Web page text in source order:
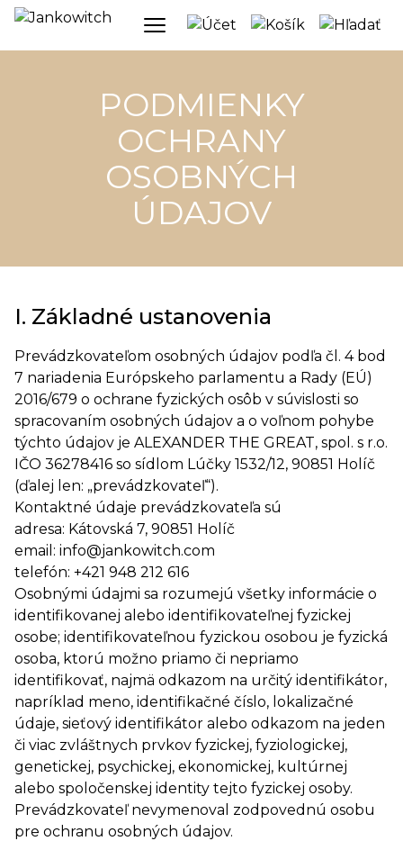
PODMIENKY
OCHRANY
OSOBNÝCH
ÚDAJOV
I. Základné ustanovenia
Prevádzkovateľom osobných údajov podľa čl. 4 bod
7 nariadenia Európskeho parlamentu a Rady (EÚ)
2016/679 o ochrane fyzických osôb v súvislosti so
spracovaním osobných údajov a o voľnom pohybe
týchto údajov je ALEXANDER THE GREAT, spol. s r.o.
IČO 36278416 so sídlom Lúčky 1532/12, 90851 Holíč
(ďalej len: „prevádzkovateľ“).
Kontaktné údaje prevádzkovateľa sú
adresa: Kátovská 7, 90851 Holíč
email: info@jankowitch.com
telefón: +421 948 212 616
Osobnými údajmi sa rozumejú všetky informácie o
identifikovanej alebo identifikovateľnej fyzickej
osobe; identifikovateľnou fyzickou osobou je fyzická
osoba, ktorú možno priamo či nepriamo
identifikovať, najmä odkazom na určitý identifikátor,
napríklad meno, identifikačné číslo, lokalizačné
údaje, sieťový identifikátor alebo odkazom na jeden
či viac zvláštnych prvkov fyzickej, fyziologickej,
genetickej, psychickej, ekonomickej, kultúrnej
alebo spoločenskej identity tejto fyzickej osoby.
Prevádzkovateľ nevymenoval zodpovednú osobu
pre ochranu osobných údajov.